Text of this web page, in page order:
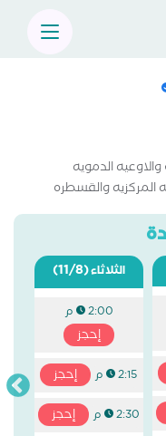
الدمويه
المركزيه والقسطره
بالعجوزه
الثلاثاء(11/8)
2:00 م
إحجز
2:15 م إحجز
2:30 م إحجز